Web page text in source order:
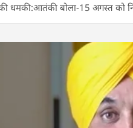
धमकी:आतंकी बोला-15 अगस्त को